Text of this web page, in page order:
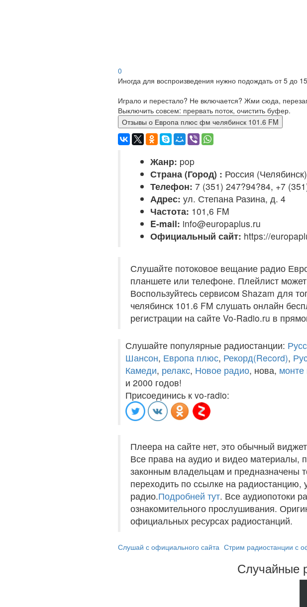
0
Иногда для воспроизведения нужно подождать от 5 до
Играло и перестало? Не включается? Жми сюда,
Выключить совсем: прервать поток, очистить буфер.
Отзывы о Европа плюс фм челябинск 101.6 FM
Жанр: pop
Страна (Город) : Россия (Челябинск)
Телефон: 7 (351) 247?94?84, +7
Адрес: ул. Степана Разина, д. 4
Частота: 101,6 FM
E-mail: info@europaplus.ru
Официальный сайт: https://
Слушайте потоковое вещание радио
планшете или телефоне. Плейлист
Воспользуйтесь сервисом Shazam для
челябинск 101.6 FM слушать онлайн
регистрации на сайте Vo-Radio.ru в
Слушайте популярные радиостанции:
Шансон, Европа плюс, Рекорд(Record),
Камеди, релакс, Новое радио, нова, монте
и 2000 годов!
Присоединись к vo-radio:
Плеера на сайте нет, это обычный
Все права на аудио и видео материалы,
законным владельцам и предназначены
переходить по ссылке на
радио.Подробней тут. Все аудиопотоки
ознакомительного прослушивания.
официальных ресурсах радиостанций.
Слушай с официального сайта Стрим радиостанции с
Случайные